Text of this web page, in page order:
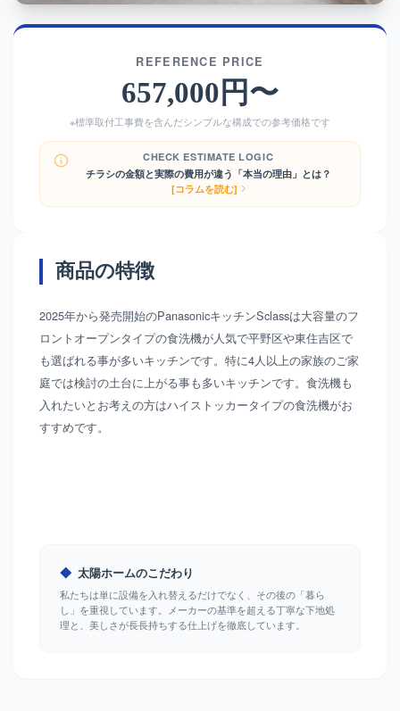
REFERENCE PRICE
657,000円〜
※標準取付工事費を含んだシンプルな構成での参考価格です
CHECK ESTIMATE LOGIC
チラシの金額と実際の費用が違う「本当の理由」とは？
[コラムを読む]
商品の特徴
2025年から発売開始のPanasonicキッチンSclassは大容量のフ
ロントオープンタイプの食洗機が人気で平野区や東住吉区で
も選ばれる事が多いキッチンです。特に4人以上の家族のご家
庭では検討の土台に上がる事も多いキッチンです。食洗機も
入れたいとお考えの方はハイストッカータイプの食洗機がお
すすめです。
◆ 太陽ホームのこだわり
私たちは単に設備を入れ替えるだけでなく、その後の「暮ら
し」を重視しています。メーカーの基準を超える丁寧な下地処
理と、美しさが長長持ちする仕上げを徹底しています。